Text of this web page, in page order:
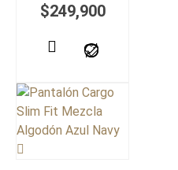
$249,900